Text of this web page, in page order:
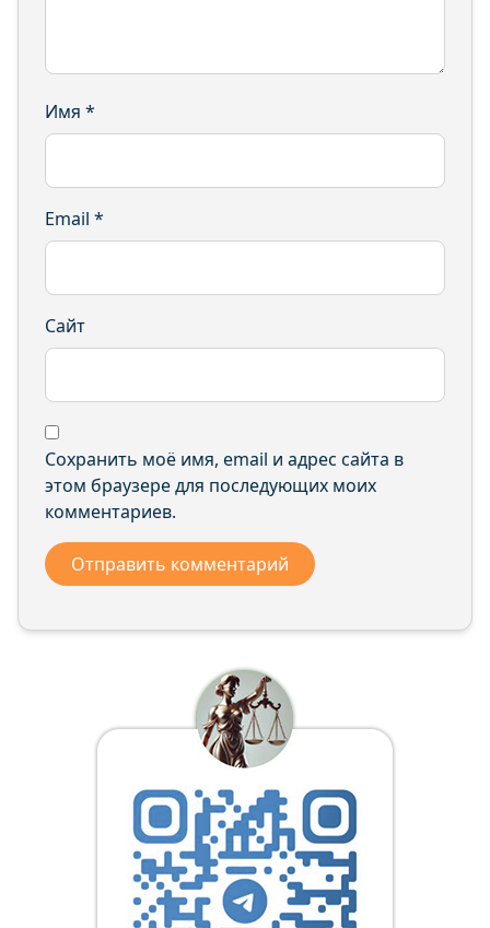
Имя *
Email *
Сайт
Сохранить моё имя, email и адрес сайта в
этом браузере для последующих моих
комментариев.